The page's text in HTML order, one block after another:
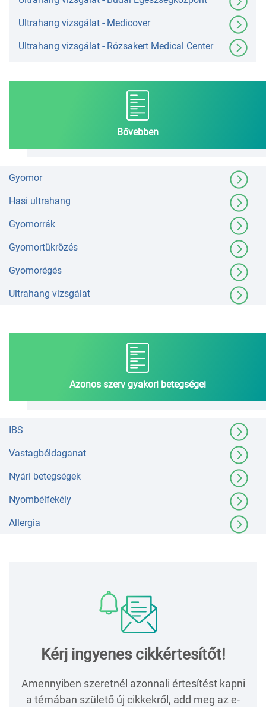
Ultrahang vizsgálat - Medicover
Ultrahang vizsgálat - Rózsakert Medical Center
Bővebben
Gyomor
Hasi ultrahang
Gyomorrák
Gyomortükrözés
Gyomorégés
Ultrahang vizsgálat
Azonos szerv gyakori betegségei
IBS
Vastagbéldaganat
Nyári betegségek
Nyombélfekély
Allergia
Kérj ingyenes cikkértesítőt!
Amennyiben szeretnél azonnali értesítést kapni
a témában születő új cikkekről, add meg az e-